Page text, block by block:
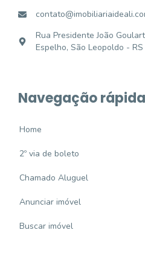
Rua Presidente João
Espelho, São Leopoldo -
Navegação rápida
Home
2º via de boleto
Chamado Aluguel
Anunciar imóvel
Buscar imóvel